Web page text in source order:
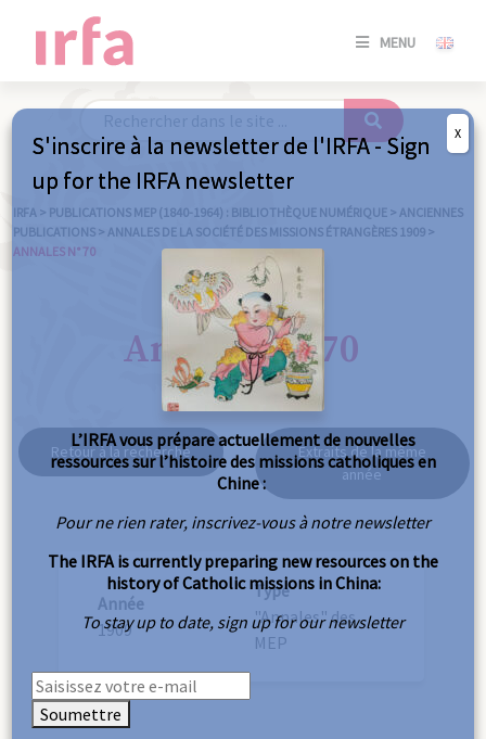
MENU
SE
/
IRFA > PUBLICATIONS MEP (1840-1964) : BIBLIOTHÈQUE NUMÉRIQUE > ANCIENNES
PUBLICATIONS > ANNALES DE LA SOCIÉTÉ DES MISSIONS ÉTRANGÈRES 1909 >
ANNALES N° 70
Annales n° 70
Retour à la recherche
Extraits de la même
année
Année
1909
Type
"Annales" des
MEP
S'inscrire à la newsletter de l'IRFA - Sign
up for the IRFA newsletter
L’IRFA vous prépare actuellement de nouvelles
ressources sur l’histoire des missions catholiques en
Chine :
Pour ne rien rater, inscrivez-vous à notre newsletter
The IRFA is currently preparing new resources on the
history of Catholic missions in China:
To stay up to date, sign up for our newsletter
Soumettre
X